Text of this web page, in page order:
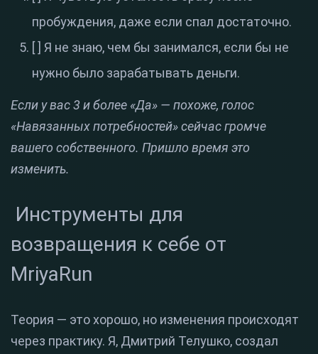
пробуждения, даже если спал достаточно.
[ ] Я не знаю, чем бы занимался, если бы не
нужно было зарабатывать деньги.
Если у вас 3 и более «Да» — похоже, голос
«Навязанных потребностей» сейчас громче
вашего собственного. Пришло время это
изменить.
Инструменты для
возвращения к себе от
MriyaRun
Теория — это хорошо, но изменения происходят
через практику. Я, Дмитрий Телушко, создал